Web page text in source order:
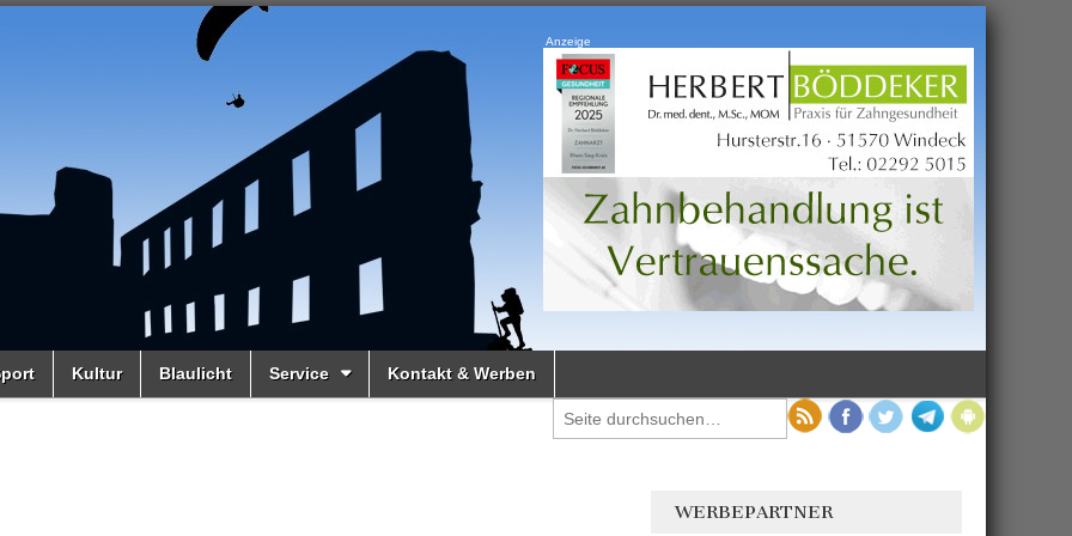
Anzeige
Kultur Blaulicht Service Kontakt & Werben
WERBEPARTNER